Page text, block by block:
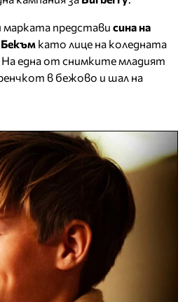
представи сина на
като лице на коледната
На една от снимките младият
в бежово и шал на